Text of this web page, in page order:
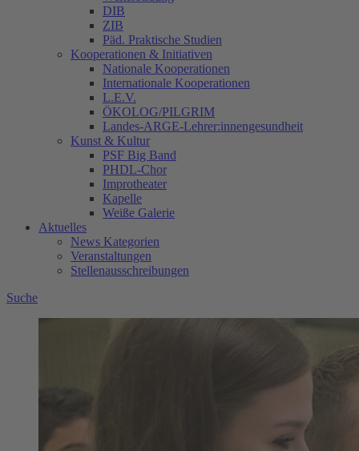
DIB
ZIB
Päd. Praktische Studien
Kooperationen & Initiativen
Nationale Kooperationen
Internationale Kooperationen
L.E.V.
ÖKOLOG/PILGRIM
Landes-ARGE-Lehrer:innengesundheit
Kunst & Kultur
PSF Big Band
PHDL-Chor
Improtheater
Kapelle
Weiße Galerie
Aktuelles
News Kategorien
Veranstaltungen
Stellenausschreibungen
Suche